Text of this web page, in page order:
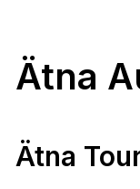
Ätna
Ätna